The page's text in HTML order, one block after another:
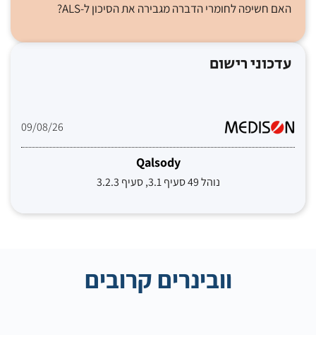
האם חשיפה לחומרי הדברה מגבירה את הסיכון ל-ALS?
עדכוני רישום
09/08/26
Qalsody
נוהל 49 סעיף 3.1, סעיף 3.2.3
וובינרים קרובים